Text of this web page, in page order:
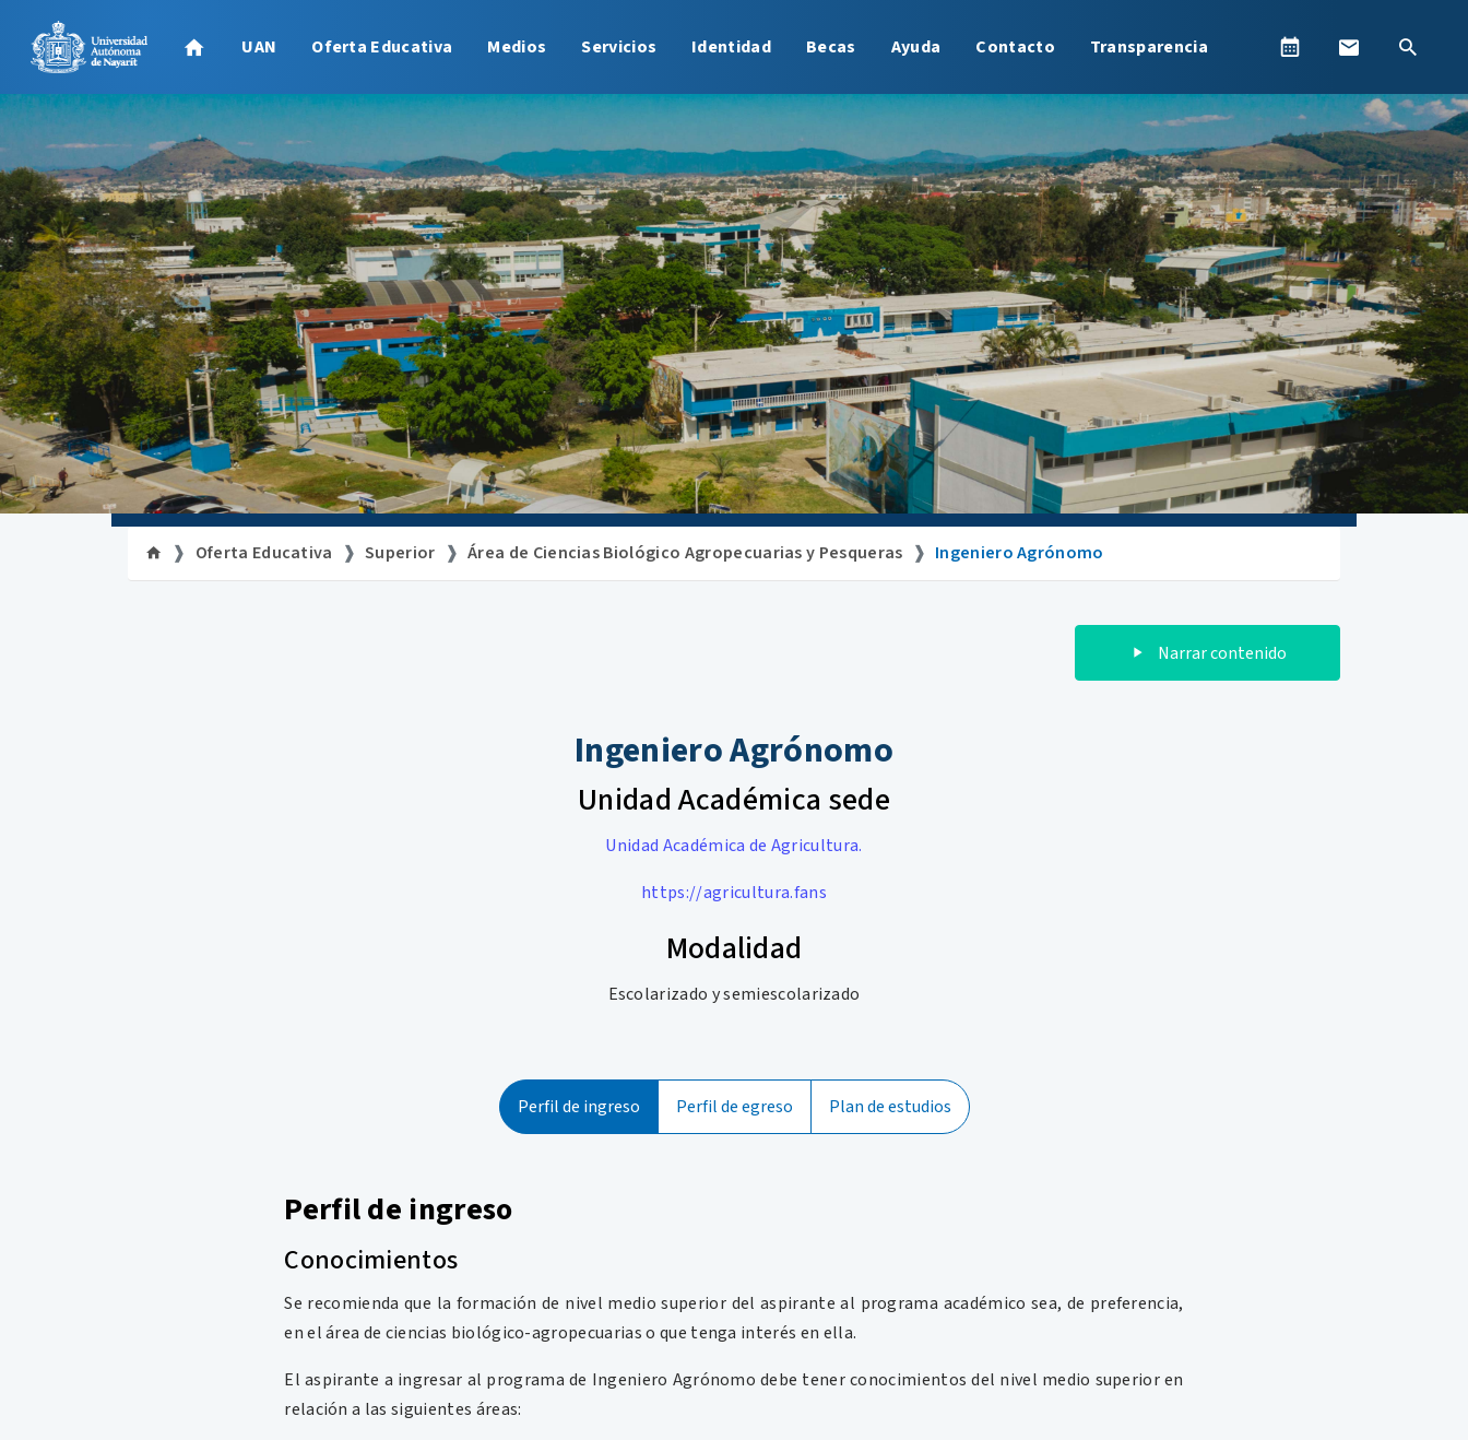
UAN Oferta Educativa Medios Servicios Identidad Becas Ayuda Contacto Transparencia
Oferta Educativa Superior Área de Ciencias Biológico Agropecuarias y Pesqueras Ingeniero Agrónomo
Narrar contenido
Ingeniero Agrónomo
Unidad Académica sede
Unidad Académica de Agricultura.
https://agricultura.fans
Modalidad
Escolarizado y semiescolarizado
Perfil de ingreso Perfil de egreso Plan de estudios
Perfil de ingreso
Conocimientos
Se recomienda que la formación de nivel medio superior del aspirante al programa académico sea, de preferencia,
en el área de ciencias biológico-agropecuarias o que tenga interés en ella.
El aspirante a ingresar al programa de Ingeniero Agrónomo debe tener conocimientos del nivel medio superior en
relación a las siguientes áreas: